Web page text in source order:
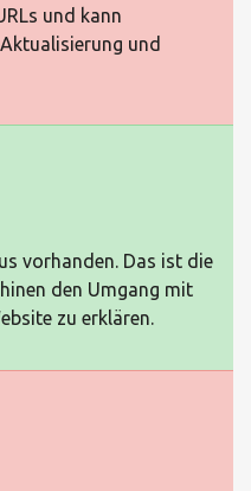
und kann
und
vorhanden. Das ist die
den Umgang mit
zu erklären.